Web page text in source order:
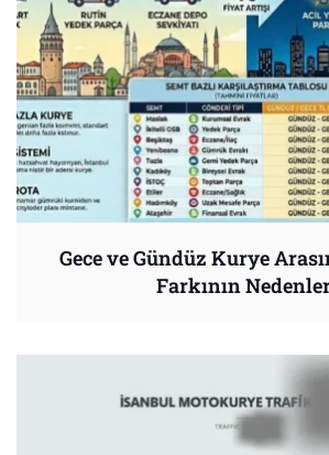
Gece ve Gündüz Kurye
Farkının